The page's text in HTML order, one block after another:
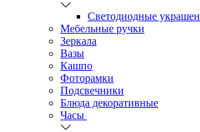
Светодиодные
Мебельные ручки
Зеркала
Вазы
Кашпо
Фоторамки
Подсвечники
Блюда декоративные
Часы